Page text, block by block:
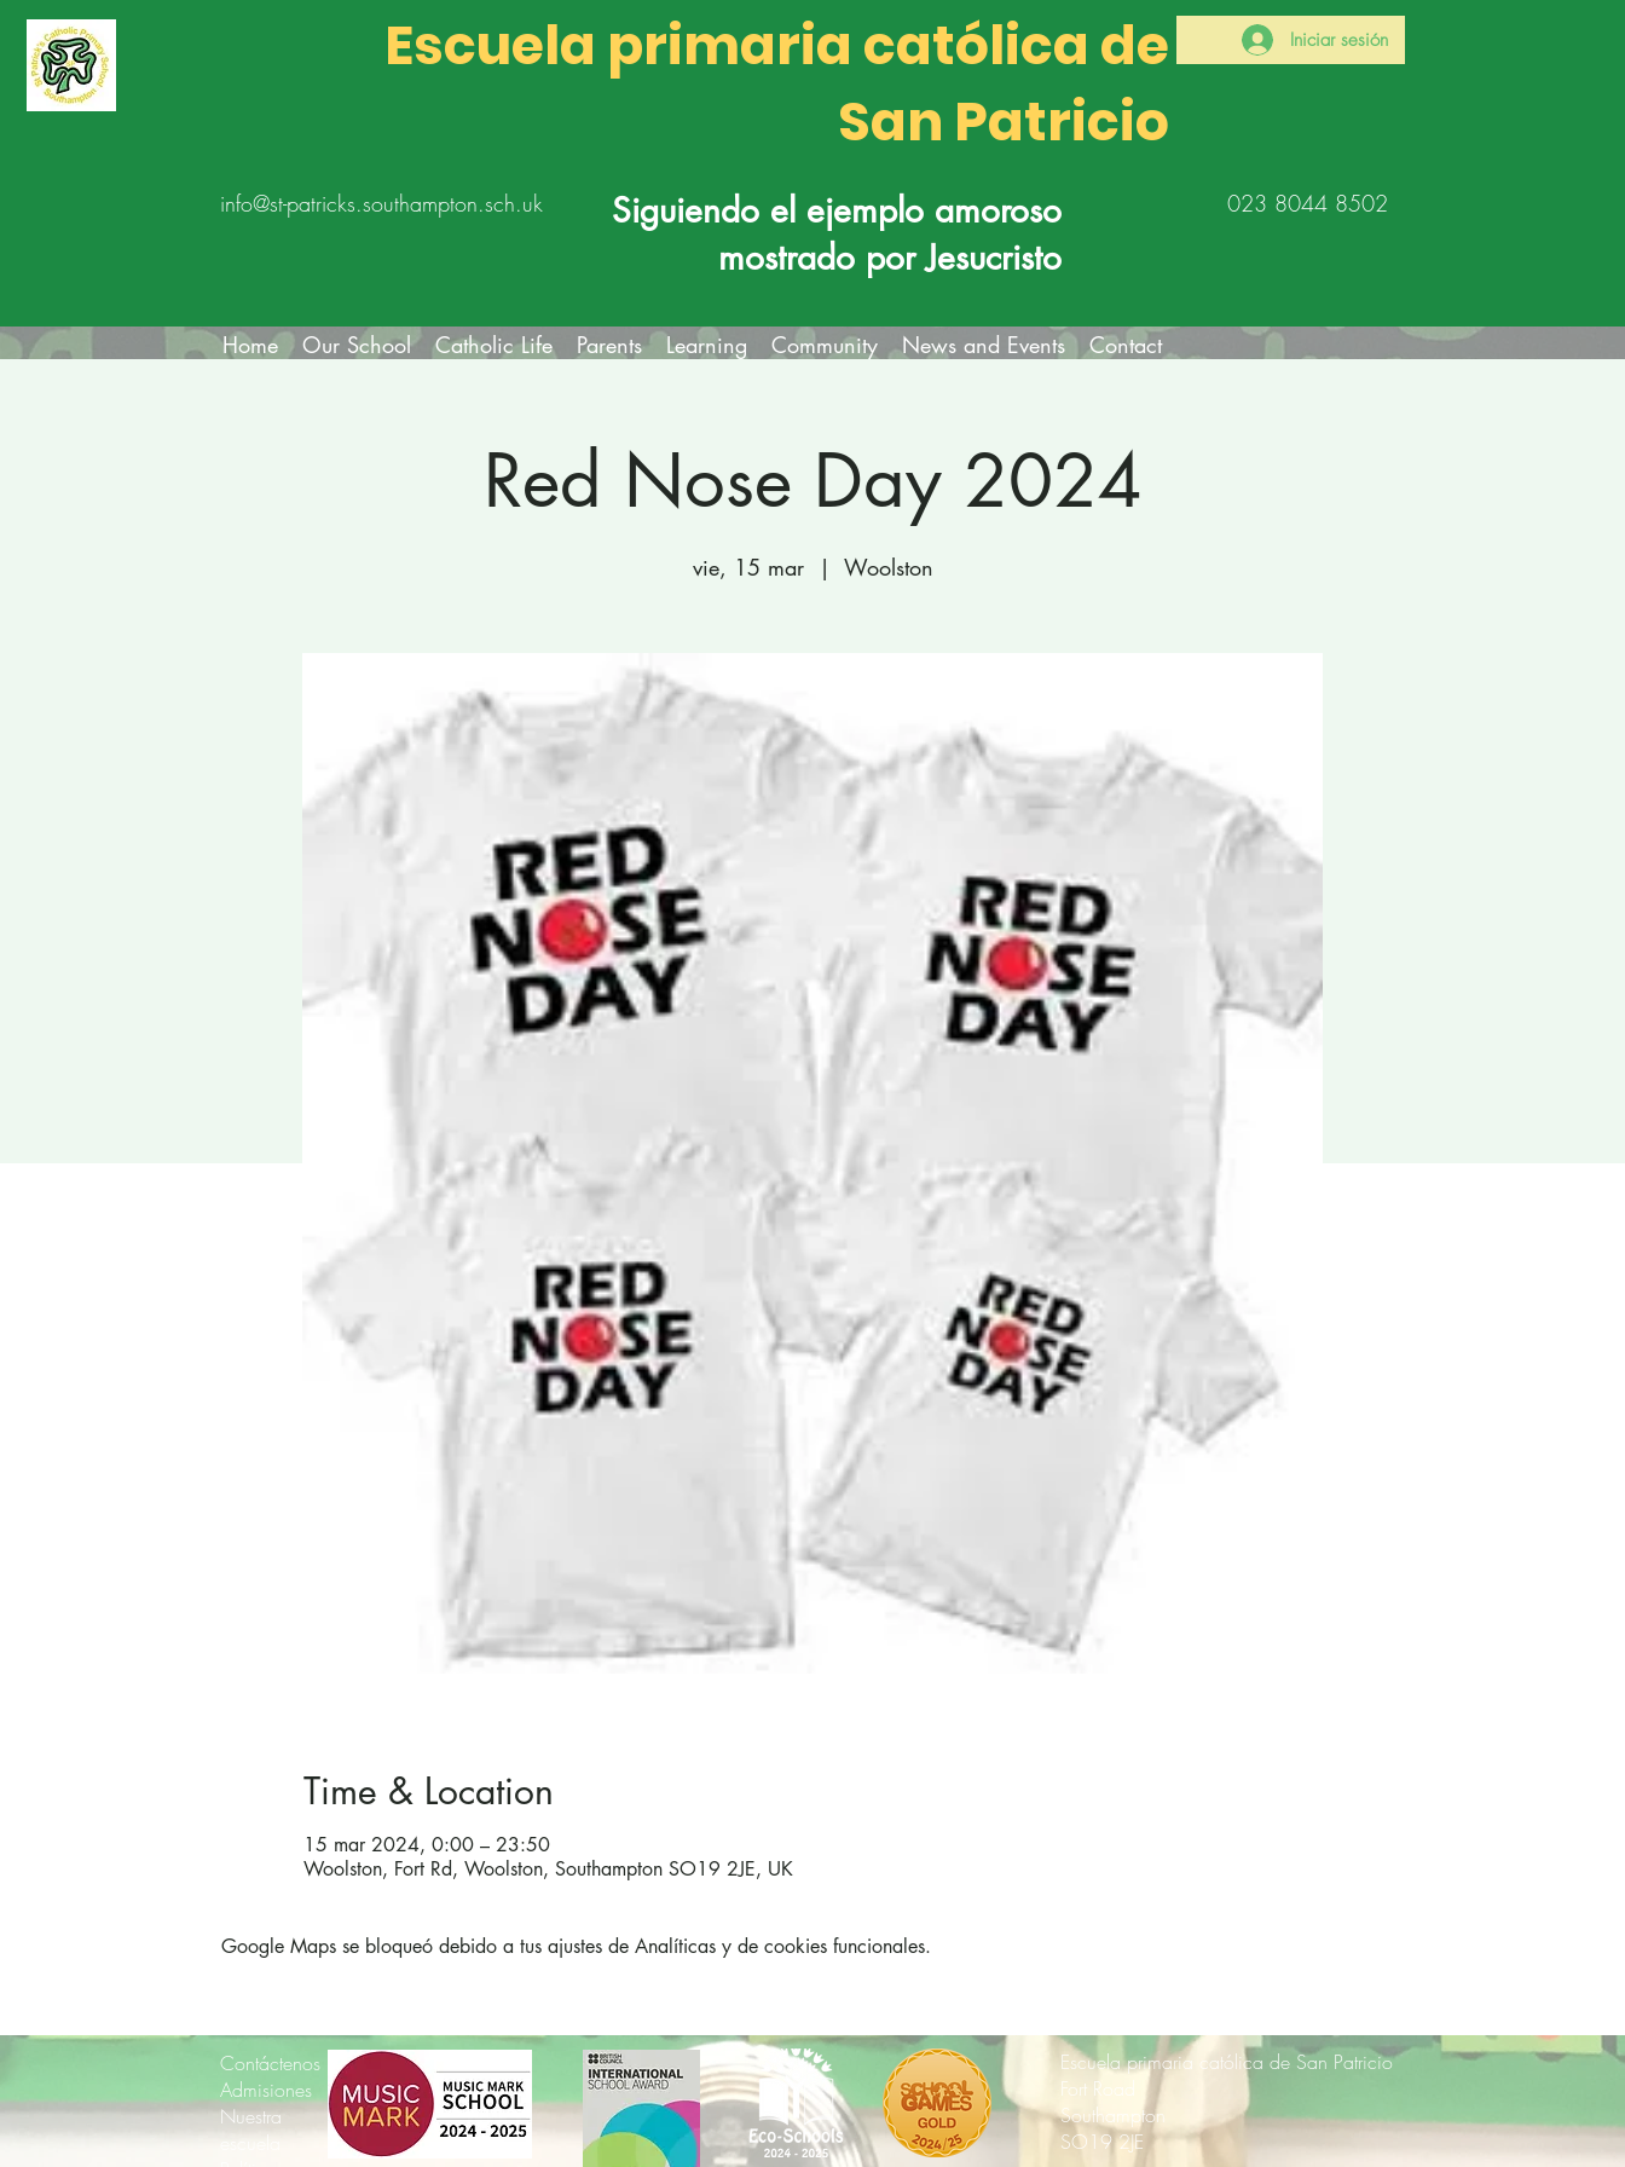
Escuela primaria católica de
San Patricio
info@st-patricks.southampton.sch.uk
Siguiendo el ejemplo amoroso
mostrado por Jesucristo
Iniciar sesión
023 8044 8502
Home Our School Catholic Life Parents Learning Community News and Events Contact
Red Nose Day 2024
vie, 15 mar
  |
Woolston
Time & Location
15 mar 2024, 0:00 – 23:50
Woolston, Fort Rd, Woolston, Southampton SO19 2JE, UK
Google Maps se bloqueó debido a tus ajustes de Analíticas y de cookies funcionales.
Contáctenos
Admisiones
Nuestra
escuela
Escuela primaria católica de San Patricio
Fort Road
Southampton
SO19 2JE